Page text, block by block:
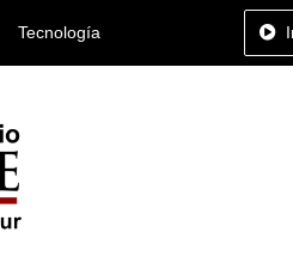
Tecnología